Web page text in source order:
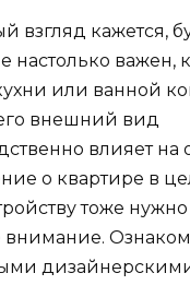
взгляд кажется,
настолько важен,
или ванной
внешний вид
влияет на
о квартире в
тоже
внимание.